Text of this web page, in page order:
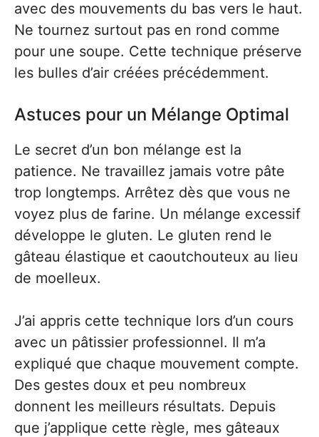
avec des mouvements du bas vers le haut.
Ne tournez surtout pas en rond comme
pour une soupe. Cette technique préserve
les bulles d’air créées précédemment.
Astuces pour un Mélange Optimal
Le secret d’un bon mélange est la
patience. Ne travaillez jamais votre pâte
trop longtemps. Arrêtez dès que vous ne
voyez plus de farine. Un mélange excessif
développe le gluten. Le gluten rend le
gâteau élastique et caoutchouteux au lieu
de moelleux.
J’ai appris cette technique lors d’un cours
avec un pâtissier professionnel. Il m’a
expliqué que chaque mouvement compte.
Des gestes doux et peu nombreux
donnent les meilleurs résultats. Depuis
que j’applique cette règle, mes gâteaux